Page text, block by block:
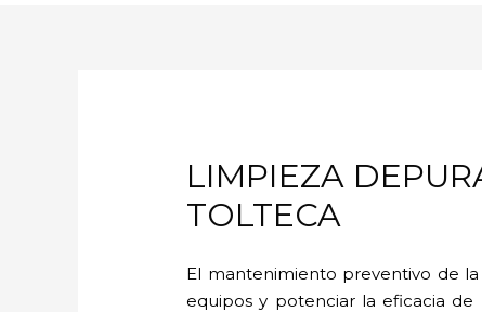
LIMPIEZA
TOLTECA
El mantenimiento preventivo de
equipos y potenciar la eficacia